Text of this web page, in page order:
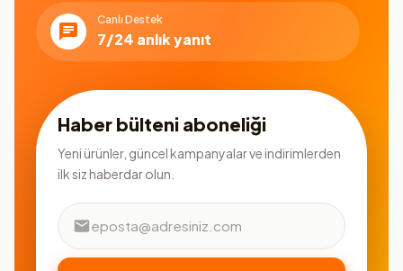
Canlı Destek
7/24 anlık yanıt
Haber bülteni aboneliği
Yeni ürünler, güncel kampanyalar ve indirimlerden
ilk siz haberdar olun.